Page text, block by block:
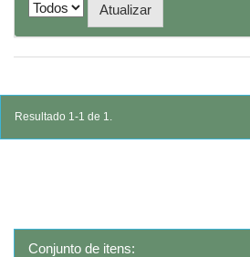
Resultado 1-1 de 1.
Conjunto de itens: